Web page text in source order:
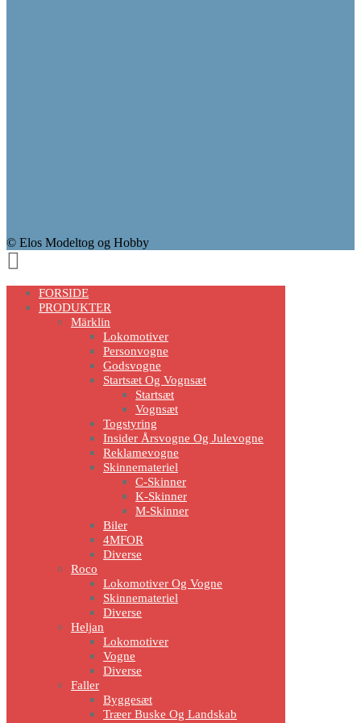
© Elos Modeltog og Hobby
UpFORSIDE
PRODUKTER
Märklin
Lokomotiver
Personvogne
Godsvogne
Startsæt Og Vognsæt
Startsæt
Vognsæt
Togstyring
Insider Årsvogne Og Julevogne
Reklamevogne
Skinnemateriel
C-Skinner
K-Skinner
M-Skinner
Biler
4MFOR
Diverse
Roco
Lokomotiver Og Vogne
Skinnemateriel
Diverse
Heljan
Lokomotiver
Vogne
Diverse
Faller
Byggesæt
Træer Buske Og Landskab